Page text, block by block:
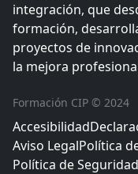
integración, que
formación,
proyectos de
la mejora
Formación CIP © 2024
Accesibilidad
Aviso LegalPolítica
Política de Seguridad